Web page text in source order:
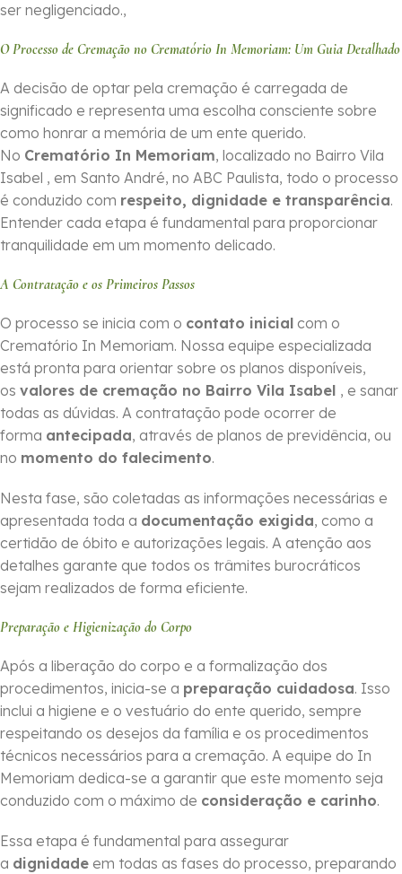
ser negligenciado.,
O Processo de Cremação no Crematório In Memoriam: Um Guia Detalhado
A decisão de optar pela cremação é carregada de
significado e representa uma escolha consciente sobre
como honrar a memória de um ente querido.
No Crematório In Memoriam, localizado no Bairro Vila
Isabel , em Santo André, no ABC Paulista, todo o processo
é conduzido com respeito, dignidade e transparência.
Entender cada etapa é fundamental para proporcionar
tranquilidade em um momento delicado.
A Contratação e os Primeiros Passos
O processo se inicia com o contato inicial com o
Crematório In Memoriam. Nossa equipe especializada
está pronta para orientar sobre os planos disponíveis,
os valores de cremação no Bairro Vila Isabel , e sanar
todas as dúvidas. A contratação pode ocorrer de
forma ante­cipada, através de planos de previdência, ou
no momento do falecimento.
Nesta fase, são coletadas as informações necessárias e
apresentada toda a documentação exigida, como a
certidão de óbito e autorizações legais. A atenção aos
detalhes garante que todos os trâmites burocráticos
sejam realizados de forma eficiente.
Preparação e Higienização do Corpo
Após a liberação do corpo e a formalização dos
procedimentos, inicia-se a preparação cuidadosa. Isso
inclui a higiene e o vestuário do ente querido, sempre
respeitando os desejos da família e os procedimentos
técnicos necessários para a cremação. A equipe do In
Memoriam dedica-se a garantir que este momento seja
conduzido com o máximo de consideração e carinho.
Essa etapa é fundamental para assegurar
a dignidade em todas as fases do processo, preparando